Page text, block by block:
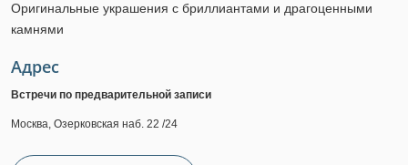
Оригинальные украшения с бриллиантами и драгоценными
камнями
Адрес
Встречи по предварительной записи
Москва, Озерковская наб. 22 /24